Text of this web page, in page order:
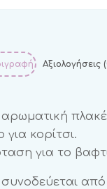
Αξιολογήσεις
αρωματική
κορίτσι.
για το
από